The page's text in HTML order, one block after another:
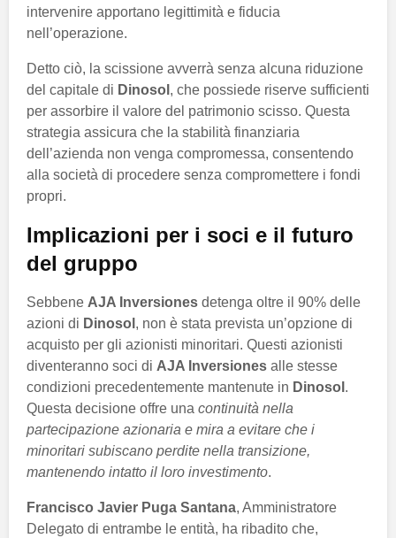
intervenire apportano legittimità e fiducia
nell’operazione.
Detto ciò, la scissione avverrà senza alcuna riduzione
del capitale di Dinosol , che possiede riserve sufficienti
per assorbire il valore del patrimonio scisso. Questa
strategia assicura che la stabilità finanziaria
dell’azienda non venga compromessa, consentendo
alla società di procedere senza compromettere i fondi
propri.
Implicazioni per i soci e il futuro
del gruppo
Sebbene AJA Inversiones detenga oltre il 90% delle
azioni di Dinosol , non è stata prevista un’opzione di
acquisto per gli azionisti minoritari. Questi azionisti
diventeranno soci di AJA Inversiones alle stesse
condizioni precedentemente mantenute in Dinosol .
Questa decisione offre una continuità nella
partecipazione azionaria e mira a evitare che i
minoritari subiscano perdite nella transizione,
mantenendo intatto il loro investimento.
Francisco Javier Puga Santana, Amministratore
Delegato di entrambe le entità, ha ribadito che,